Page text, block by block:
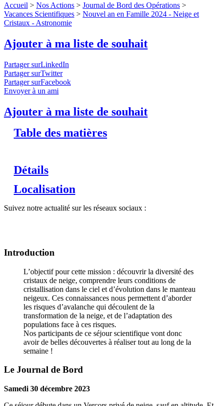
Accueil > Nos Actions > Journal de Bord des Opérations >
Vacances Scientifiques > Nouvel an en Famille 2024 - Neige et
Cristaux - Astronomie
Ajouter à ma liste de souhait
Partager surLinkedIn
Partager surTwitter
Partager surFacebook
Envoyer à un ami
Ajouter à ma liste de souhait
Table des matières
Détails
Localisation
Suivez notre actualité sur les réseaux sociaux :
Introduction
L’objectif pour cette mission : découvrir la diversité des
cristaux de neige, comprendre leurs conditions de
cristallisation dans le ciel et d’évolution dans le manteau
neigeux. Ces connaissances nous permettent d’aborder
les risques d’avalanche qui découlent de la
transformation de la neige, et de l’adaptation des
populations face à ces risques.
Nos participants de ce séjour scientifique vont donc
avoir de belles découvertes à réaliser tout au long de la
semaine !
Le Journal de Bord
Samedi 30 décembre 2023